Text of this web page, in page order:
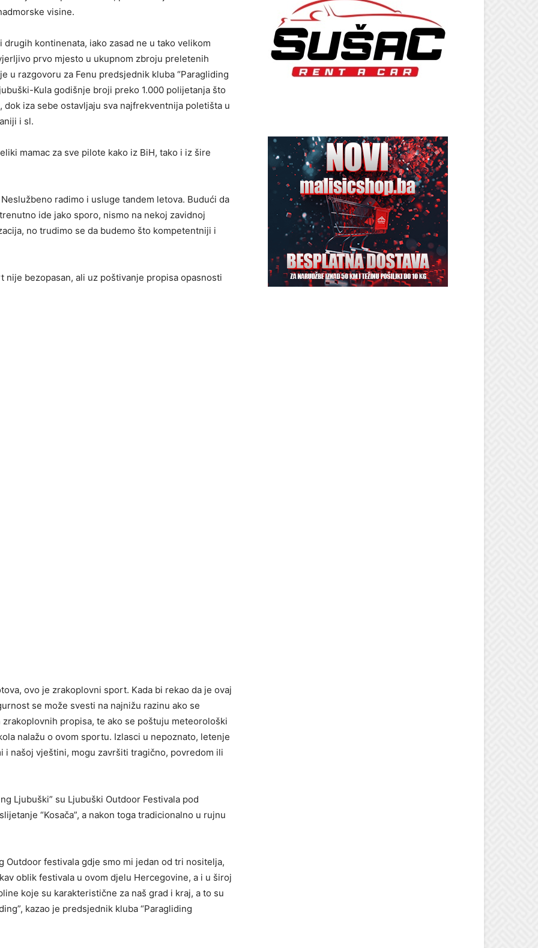
visine.
kontinenata, iako zasad ne u tako velikom
prvo mjesto u ukupnom zbroju preletenih
u razgovoru za Fenu predsjednik kluba “Paragliding
Kula godišnje broji preko 1.000 polijetanja što
iza sebe ostavljaju sva najfrekventnija poletišta u
i sl.
mamac za sve pilote kako iz BiH, tako i iz šire
radimo i usluge tandem letova. Budući da
ide jako sporo, nismo na nekoj zavidnoj
no trudimo se da budemo što kompetentniji i
bezopasan, ali uz poštivanje propisa opasnosti
ovo je zrakoplovni sport. Kada bi rekao da je ovaj
se može svesti na najnižu razinu ako se
propisa, te ako se poštuju meteorološki
nalažu o ovom sportu. Izlasci u nepoznato, letenje
našoj vještini, mogu završiti tragično, povredom ili
Ljubuški” su Ljubuški Outdoor Festivala pod
“Kosača”, a nakon toga tradicionalno u rujnu
Outdoor festivala gdje smo mi jedan od tri nositelja,
oblik festivala u ovom djelu Hercegovine, a i u široj
koje su karakteristične za naš grad i kraj, a to su
kazao je predsjednik kluba “Paragliding